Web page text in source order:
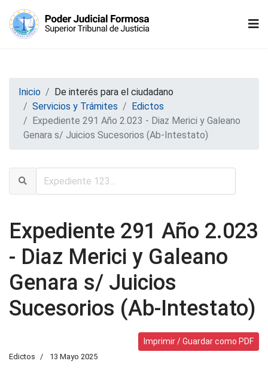
Inicio
De interés para el ciudadano
Servicios y Trámites
Edictos
Expediente 291 Año 2.023 - Diaz Merici y Galeano
Genara s/ Juicios Sucesorios (Ab-Intestato)
Expediente 291 Año 2.023
- Diaz Merici y Galeano
Genara s/ Juicios
Sucesorios (Ab-Intestato)
Imprimir / Guardar como PDF
Edictos 13 Mayo 2025